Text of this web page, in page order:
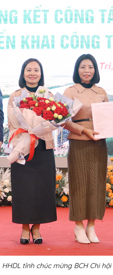
HHDL tỉnh chúc mừng BCH Chi